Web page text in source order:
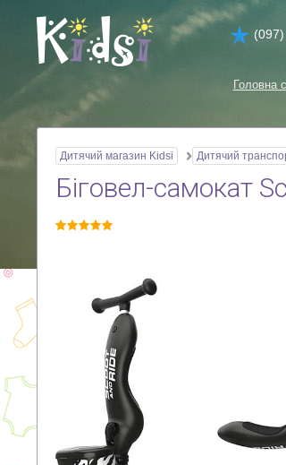
Головна
Дитячий магазин Kidsi Дитячий
Біговел-самокат